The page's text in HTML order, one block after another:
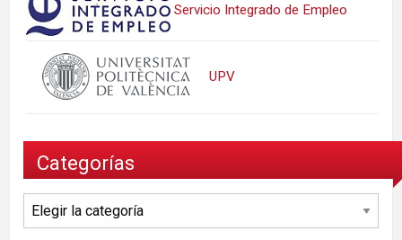
Servicio Integrado de Empleo
UPV
Categorías
Categorías